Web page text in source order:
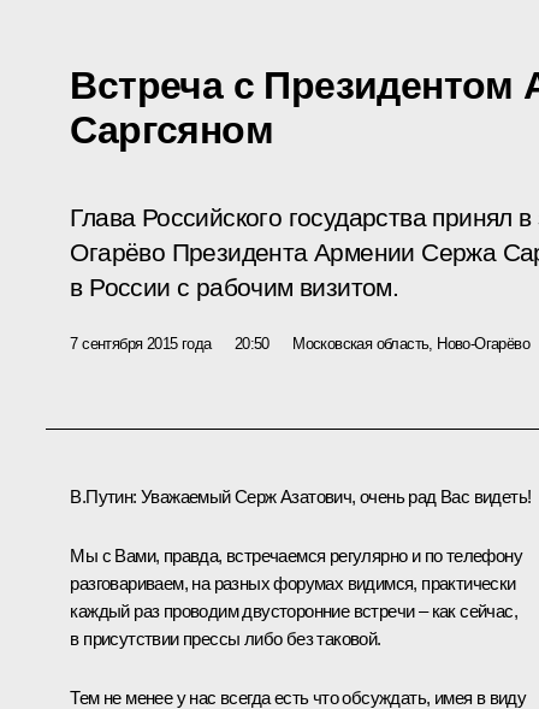
Встреча с
Саргсяном
Глава Российского государства принял
Огарёво Президента Армении Сержа
в России с рабочим визитом.
7 сентября 2015 года 20:50 Московская область, Ново-Огарёво
В.Путин: Уважаемый Серж Азатович, очень рад Вас видеть!
Мы с Вами, правда, встречаемся регулярно и по телефону
разговариваем, на разных форумах видимся, практически
каждый раз проводим двусторонние встречи – как сейчас,
в присутствии прессы либо без таковой.
Тем не менее у нас всегда есть что обсуждать, имея в виду